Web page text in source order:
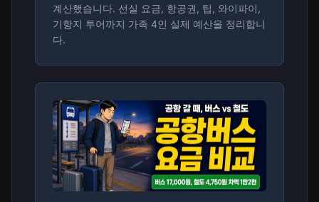
계산했습니다. 선실 요금, 항공권, 팁, 와이파이,
기항지 투어까지 가족 4인 실제 예산을 정리합니
다.